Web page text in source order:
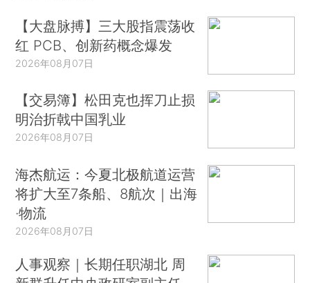
【大盘脉搏】三大股指震荡收
红 PCB、创新药概念爆发
2026年08月07日
【交易簿】松田克也挥刀止损
明治折戟中国乳业
2026年08月07日
海杰航运：今夏北极航道运营
将扩大至7条船、8航次｜出海
·物流
2026年08月07日
人事观察｜长期任职湖北 周